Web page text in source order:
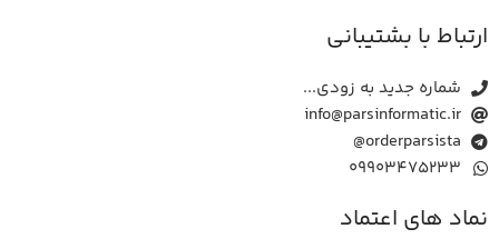
ارتباط با بشتیبانی
شماره جدید به زودی...
info@parsinformatic.ir
orderparsista@
09903475233
نماد های اعتماد